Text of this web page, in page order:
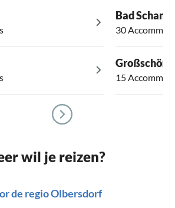
Bad
30
15
wil je reizen?
de regio Olbersdorf